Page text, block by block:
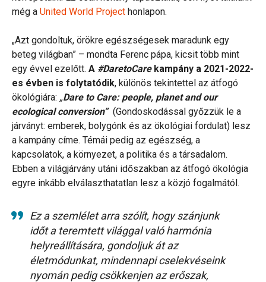
még a United World Project honlapon.
„Azt gondoltuk, örökre egészségesek maradunk egy
beteg világban” – mondta Ferenc pápa, kicsit több mint
egy évvel ezelőtt. A #DaretoCarekampány a 2021-2022-
es évben is folytatódik, különös tekintettel az átfogó
ökológiára: „Dare to Care: people, planet and our
ecological conversion”(Gondoskodással győzzük le a
járványt: emberek, bolygónk és az ökológiai fordulat) lesz
a kampány címe. Témái pedig az egészség, a
kapcsolatok, a környezet, a politika és a társadalom.
Ebben a világjárvány utáni időszakban az átfogó ökológia
egyre inkább elválaszthatatlan lesz a közjó fogalmától.
Ez a szemlélet arra szólít, hogy szánjunk
időt a teremtett világgal való harmónia
helyreállítására, gondoljuk át az
életmódunkat, mindennapi cselekvéseink
nyomán pedig csökkenjen az erőszak,